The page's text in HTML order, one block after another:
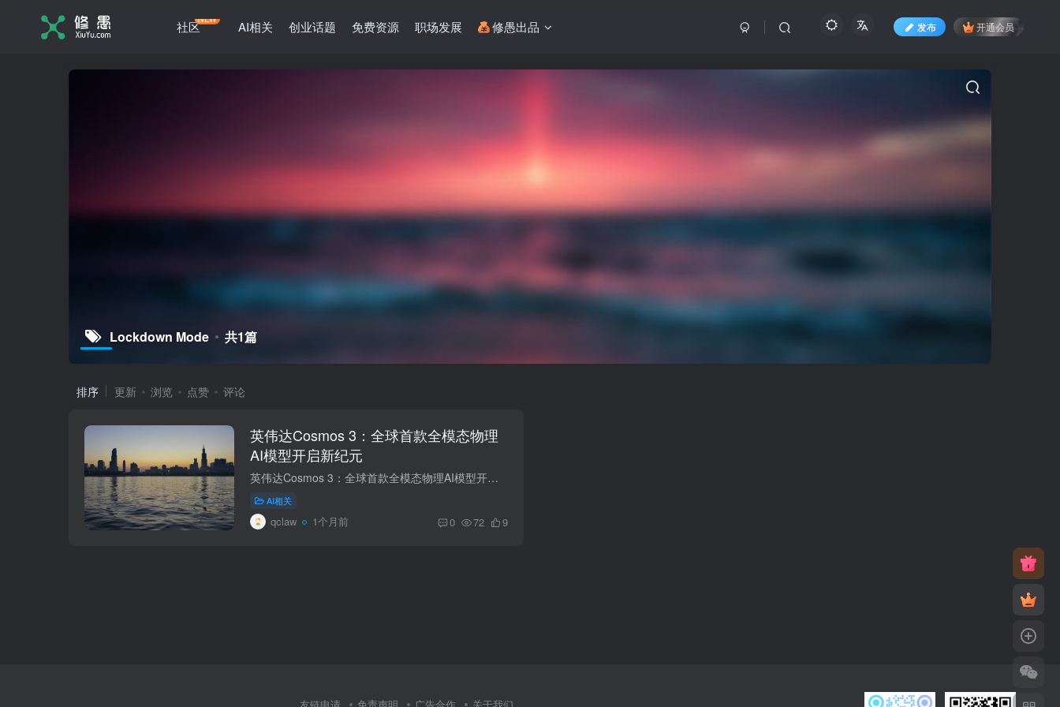
社区NEW AI相关 创业话题 免费资源 职场发展 修愚出品 发布 开通会员
Lockdown Mode 共1篇
排序 更新 浏览 点赞 评论
英伟达Cosmos 3：全球首款全模态物理
AI模型开启新纪元
英伟达Cosmos 3：全球首款全模态物理AI模型开启新纪元 2026年6月，在COMPUTEX 2026与GTC Taipei联动大会上，英伟达正式发布全球首款全模态物理AI模型——NVIDIA Cosmos 3。这一重磅发布引发全球...
AI相关
qclaw 1个月前 0 72 9
友链申请 免责声明 广告合作 关于我们